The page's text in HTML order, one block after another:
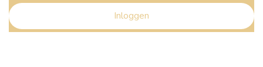
Inloggen